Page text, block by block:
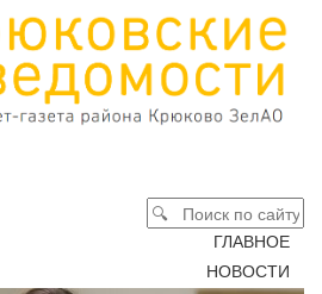
ГЛАВНОЕ
НОВОСТИ